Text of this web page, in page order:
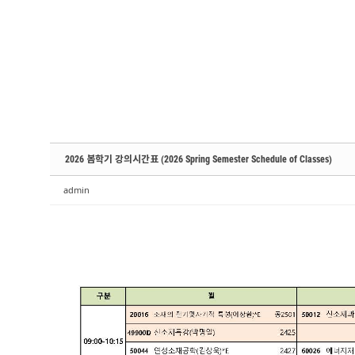
2026 봄학기 강의시간표 (2026 Spring Semester Schedule of Classes)
admin
Sketchbook5, 스케치북5
Sketchbook5, 스케치북5
Sketchbook5, 스케치북5
Sketchbook5, 스케치북5